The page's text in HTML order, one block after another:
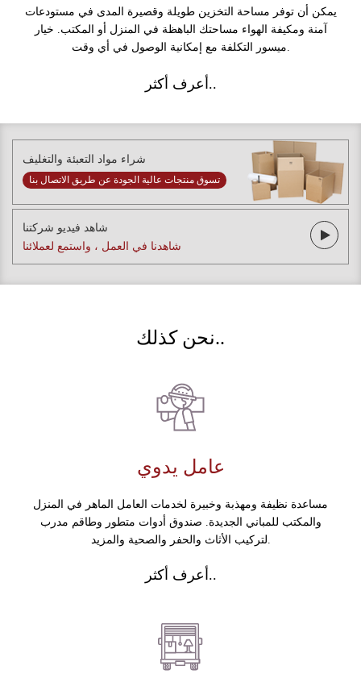
يمكن أن توفر مساحة التخزين طويلة وقصيرة المدى في مستودعات
آمنة ومكيفة الهواء مساحتك الباهظة في المنزل أو المكتب. خيار
أعرف أكثر..
شراء مواد التعبئة والتغليف
تسوق منتجات عالية الجودة عن طريق الاتصال بنا
شاهد فيديو شركتنا
شاهدنا في العمل ، واستمع لعملائنا
نحن كذلك..
عامل يدوي
مساعدة نظيفة ومهذبة وخبيرة لخدمات العامل الماهر في المنزل
والمكتب للمباني الجديدة. صندوق أدوات متطور وطاقم مدرب
لتركيب الأثاث والحفر والصحية والمزيد.
أعرف أكثر..